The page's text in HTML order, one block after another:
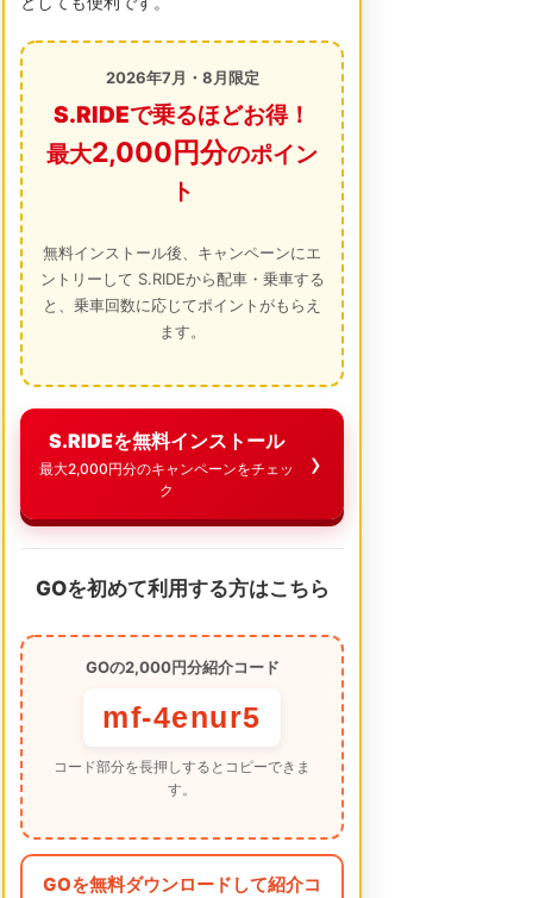
2026年7月・8月限定
S.RIDEで乗るほどお得！
最大2,000円分のポイン
ト
無料インストール後、キャンペーンにエ
ントリーして S.RIDEから配車・乗車する
と、乗車回数に応じてポイントがもらえ
ます。
S.RIDEを無料インストール
最大2,000円分のキャンペーンをチェッ
ク
GOを初めて利用する方はこちら
GOの2,000円分紹介コード
mf-4enur5
コード部分を長押しするとコピーできま
す。
GOを無料ダウンロードして紹介コ